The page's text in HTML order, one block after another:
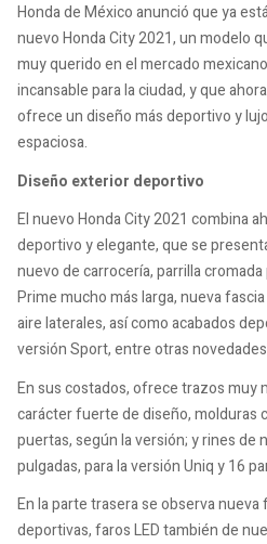
Honda de México anunció que ya
nuevo Honda City 2021, un modelo
muy querido en el mercado
incansable para la ciudad, y que
ofrece un diseño más deportivo y
espaciosa.
Diseño exterior deportivo
El nuevo Honda City 2021 combina
deportivo y elegante, que se
nuevo de carrocería, parrilla
Prime mucho más larga, nueva
aire laterales, así como acabados
versión Sport, entre otras
En sus costados, ofrece trazos muy
carácter fuerte de diseño, molduras
puertas, según la versión; y rines de
pulgadas, para la versión Uniq y 16
En la parte trasera se observa nueva
deportivas, faros LED también de